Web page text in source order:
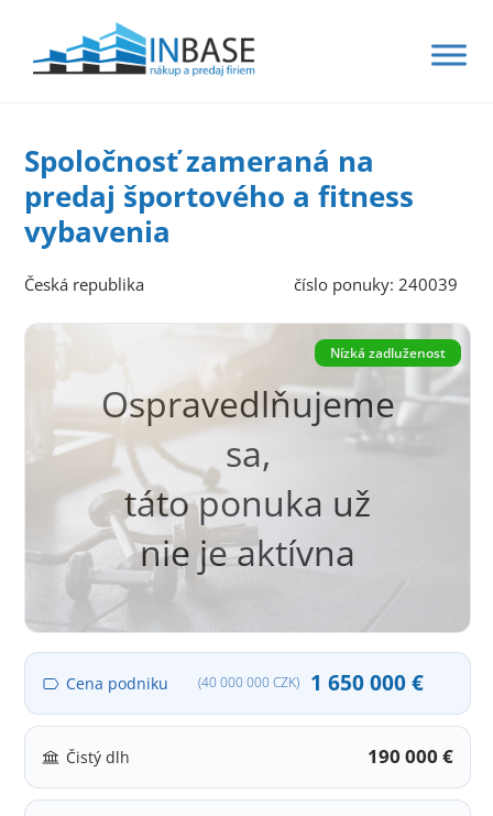
Spoločnosť zameraná na
predaj športového a fitness
vybavenia
Česká republika číslo ponuky: 240039
Ospravedlňujeme
sa,
táto ponuka už
nie je aktívna
Nízká zadluženost
Cena podniku 1 650 000 €
(40 000 000 CZK)
Čistý dlh 190 000 €